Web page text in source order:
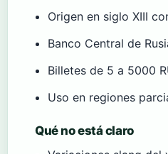
Origen en siglo XIII
Banco Central de
Billetes de 5 a 5000
Uso en regiones
Qué no está claro